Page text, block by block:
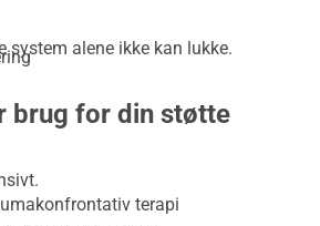
terapi
system alene ikke kan lukke.
brug for din støtte